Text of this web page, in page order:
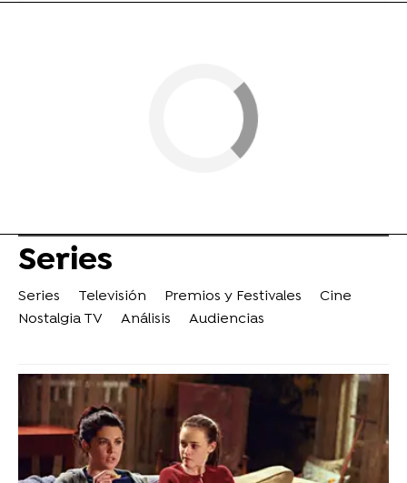
Series
Series Televisión Premios y Festivales
Cine
Nostalgia TV
Análisis Audiencias